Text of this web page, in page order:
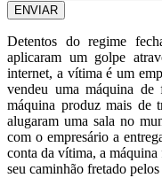
ENVIAR
Detentos do regime
aplicaram um golpe
internet, a vítima é um
vendeu uma máquina de
máquina produz mais de
alugaram uma sala no
com o empresário a
conta da vítima, a
seu caminhão fretado